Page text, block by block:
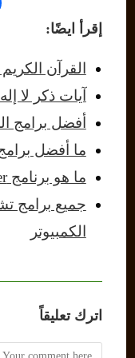
إقرأ ايضًا:
القرآن
آيات ذكر لا
أفضل برامج
ما أفضل
ما هو برنامج Movie Maker وإستخداماته
جميع برامج
الكمبيوتر
اترك تعليقاً
Comment